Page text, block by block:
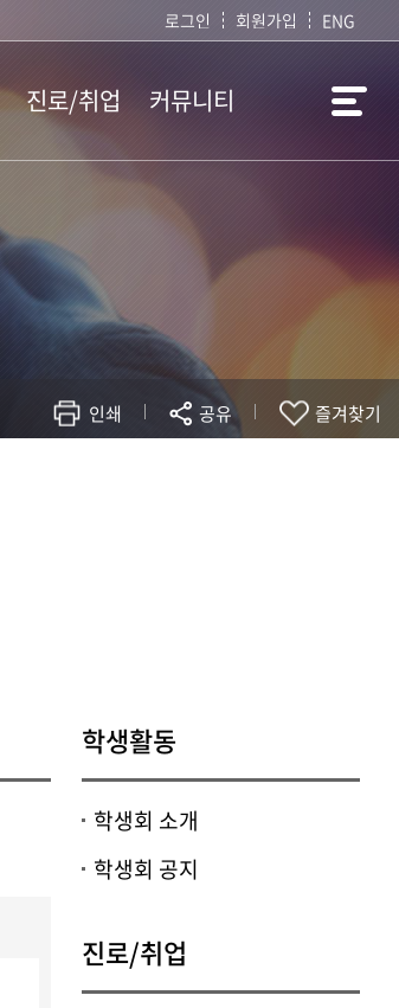
로그인 회원가입 ENG
진로/취업
창의수업 경진대회
커뮤니티
공지사항
서식자료실
자유게시판
사범대학 일정
인쇄 공유 즐겨찾기
학생활동
학생회 소개
학생회 공지
진로/취업